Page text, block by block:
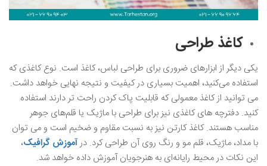
کاغذ طراحی
یکی دیگر از ابزارهای ضروری برای طراحی لباس، کاغذ است. نوع کاغذی که
استفاده می‌کنید، اهمیت بسیاری در کیفیت و نتیجه نهایی خواهد داشت.
می‌ توانید از کاغذ معمولی که قابلیت پاک کردن راحت ‌تر دارند استفاده
کنید. دفترچه‌ های کاغذی نیز برای طراحی با ماژیک یا قلم‌های جوهر
مناسب هستند. کاغذ کارتن نیز به نسبت مقاوم و ضخیم است و می‌ توان
با مداد، ماژیک، قلم‌ مو و رنگ روی آن طراحی کرد. درآموزش گرافیک،
این نکات در محیط رایانه‌ای به هنرجویان آموزش داده خواهد شد.